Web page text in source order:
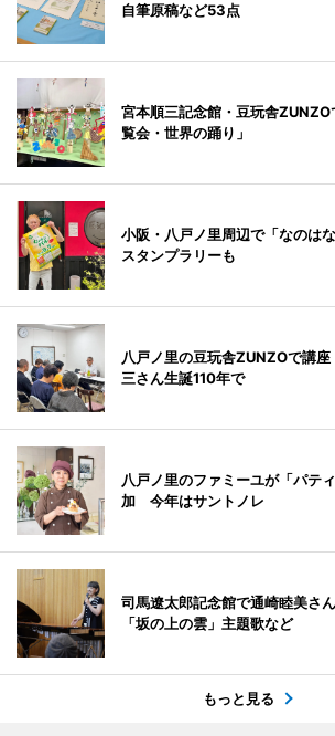
自筆原稿など53点
宮本順三記念館・豆玩舎
覧会・世界の踊り」
小阪・八戸ノ里周辺で「なのは
スタンプラリーも
八戸ノ里の豆玩舎ZUNZOで講
三さん生誕110年で
八戸ノ里のファミーユが「パテ
加 今年はサントノレ
司馬遼太郎記念館で通崎睦美さ
「坂の上の雲」主題歌など
もっと見る